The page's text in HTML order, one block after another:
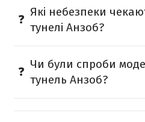
Які небезпеки
тунелі Анзоб?
Чи були спроби
тунель Анзоб?